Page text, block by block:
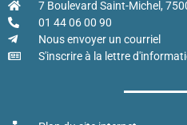
7 Boulevard Saint-Michel,
01 44 06 00 90
Nous envoyer un courriel
S'inscrire à la lettre